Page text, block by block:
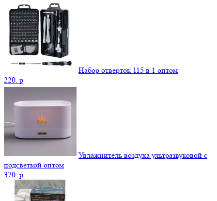
Набор отверток 115 в 1 оптом
220. p
Увлажнитель воздуха ультразвуковой с
подсветкой оптом
370. p